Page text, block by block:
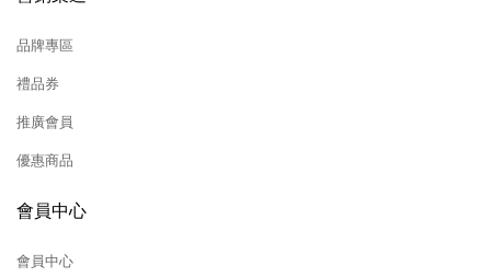
品牌專區
禮品券
推廣會員
優惠商品
會員中心
會員中心